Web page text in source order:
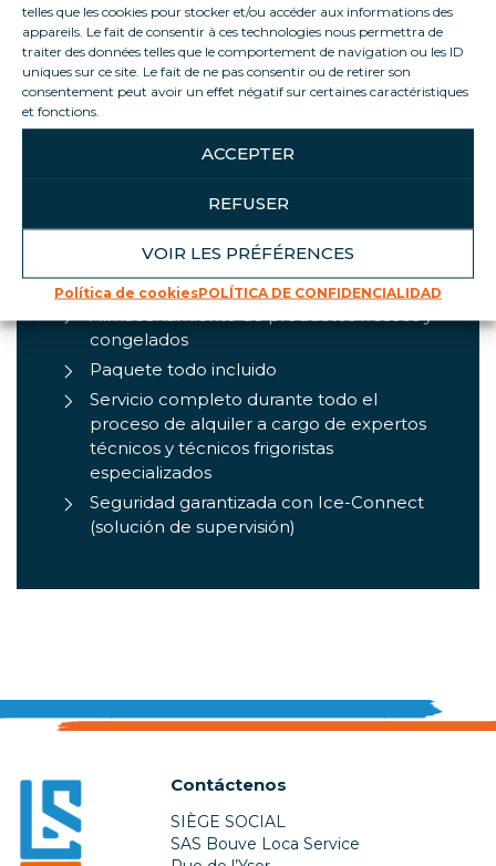
telles que les cookies pour stocker et/ou accéder aux informations des
appareils. Le fait de consentir à ces technologies nous permettra de
traiter des données telles que le comportement de navigation ou les ID
uniques sur ce site. Le fait de ne pas consentir ou de retirer son
consentement peut avoir un effet négatif sur certaines caractéristiques
et fonctions.
ACCEPTER
REFUSER
VOIR LES PRÉFÉRENCES
Política de cookiesPOLÍTICA DE CONFIDENCIALIDAD
con Ice-Connect: plataforma de control remoto
de la temperatura, lecturas en tiempo real y
alertas por correo electrónico y SMS. La ICE20 es
perfecta para espacios reducidos y puede hasta 10
europalets.
ASPECTOS DESTACADOS DEL
Hasta 10 europalés
Almacenamiento de productos frescos y
congelados
Paquete todo incluido
Servicio completo durante todo el
proceso de alquiler a cargo de expertos
técnicos y técnicos frigoristas
especializados
Seguridad garantizada con Ice-Connect
(solución de supervisión)
Contáctenos
SIÈGE SOCIAL
SAS Bouve Loca Service